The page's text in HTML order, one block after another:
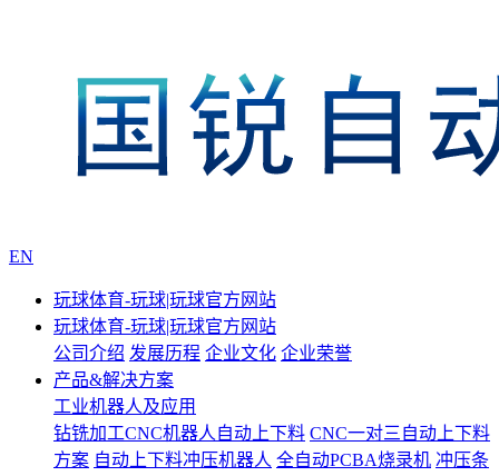
EN
玩球体育-玩球|玩球官方网站
玩球体育-玩球|玩球官方网站
公司介绍 发展历程 企业文化 企业荣誉
产品&解决方案
工业机器人及应用
钻铣加工CNC机器人自动上下料 CNC一对三自动上下料
方案 自动上下料冲压机器人 全自动PCBA烧录机 冲压条